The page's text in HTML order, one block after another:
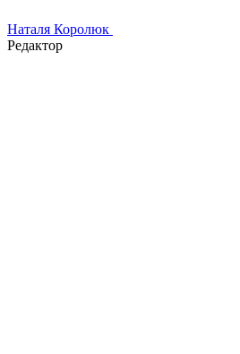
Наталя Королюк
Редактор